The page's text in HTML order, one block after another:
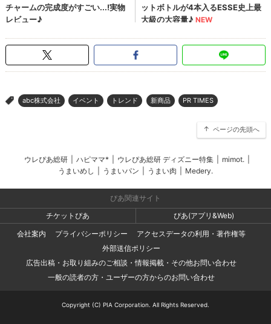
> abc株式会社 イベント トレンド 新商品 PR TIMES
ページの先頭へ
ウレぴあ総研 ハピママ* ウレぴあ総研 ディズニー特集 mimot.
うまいめし
うまいパン うまい肉 Medery.
ぴあ関連サイト
チケットぴあ
ぴあ(アプリ&Web)
会社案内
プライバシーポリシー
アクセスデータの利用・著作権等
外部送信ポリシー
広告出稿・お取り組みのご相談・情報掲載・その他お問い合わせ
一般の読者の方・ユーザーの方からのお問い合わせ
Copyright (C) PIA Corporation. All Rights Reserved.